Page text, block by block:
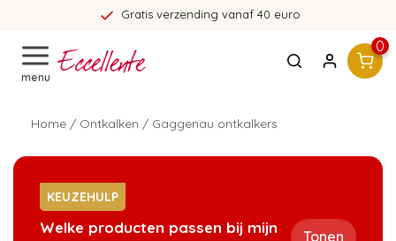
Gratis verzending vanaf 40 euro
menu
0
Home / Ontkalken / Gaggenau ontkalkers
KEUZEHULP
Welke producten passen bij mijn
Tonen